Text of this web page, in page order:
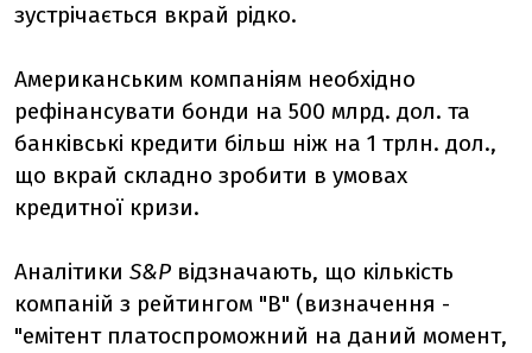
зустрічається вкрай рідко.
Американським компаніям необхідно
рефінансувати бонди на 500 млрд. дол. та
банківські кредити більш ніж на 1 трлн. дол.,
що вкрай складно зробити в умовах
кредитної кризи.
Аналітики S&P відзначають, що кількість
компаній з рейтингом "В" (визначення -
"емітент платоспроможний на даний момент,